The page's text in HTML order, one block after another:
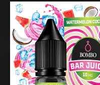
experiencia
equilibrada con un